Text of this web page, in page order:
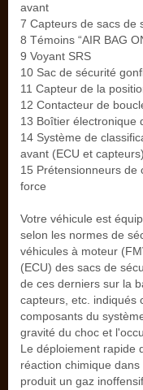
avant
7 Capteurs de sacs de
8 Témoins “AIR BAG
9 Voyant SRS
10 Sac de sécurité
11 Capteur de la
12 Contacteur de
13 Boîtier électronique
14 Système de
avant (ECU et capteurs)
15 Prétensionneurs de
force
Votre véhicule est
selon les normes de
véhicules à moteur
(ECU) des sacs de
de ces derniers sur la
capteurs, etc. indiqués
composants du
gravité du choc et
Le déploiement rapide
réaction chimique
produit un gaz